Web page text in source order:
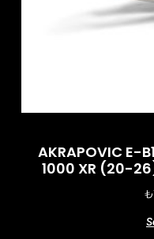
AKRAPOVIC E-
1000 XR (20-
₺